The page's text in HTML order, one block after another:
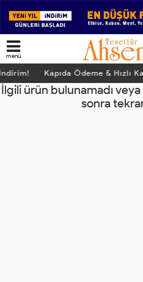
menü
Kapıda Ödeme & Hızlı
İlgili ürün bulunamadı veya
sonra